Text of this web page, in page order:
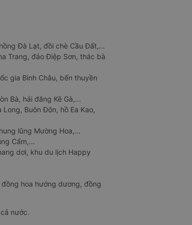
Đà Lạt, đồi chè Cầu Đất,...
Trang, đảo Điệp Sơn, thác bà
gia Bình Châu, bến thuyền
Bà, hải đăng Kê Gà,...
Buôn Đôn, hồ Ea Kao,
lũng Mường Hoa,...
Cẩm,...
dơi, khu du lịch Happy
hoa hướng dương, đồng
nước.